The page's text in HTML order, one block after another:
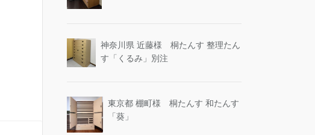
神奈川県 近藤様 桐たんす 整理たん
す「くるみ」別注
東京都 棚町様 桐たんす 和たんす
「葵」